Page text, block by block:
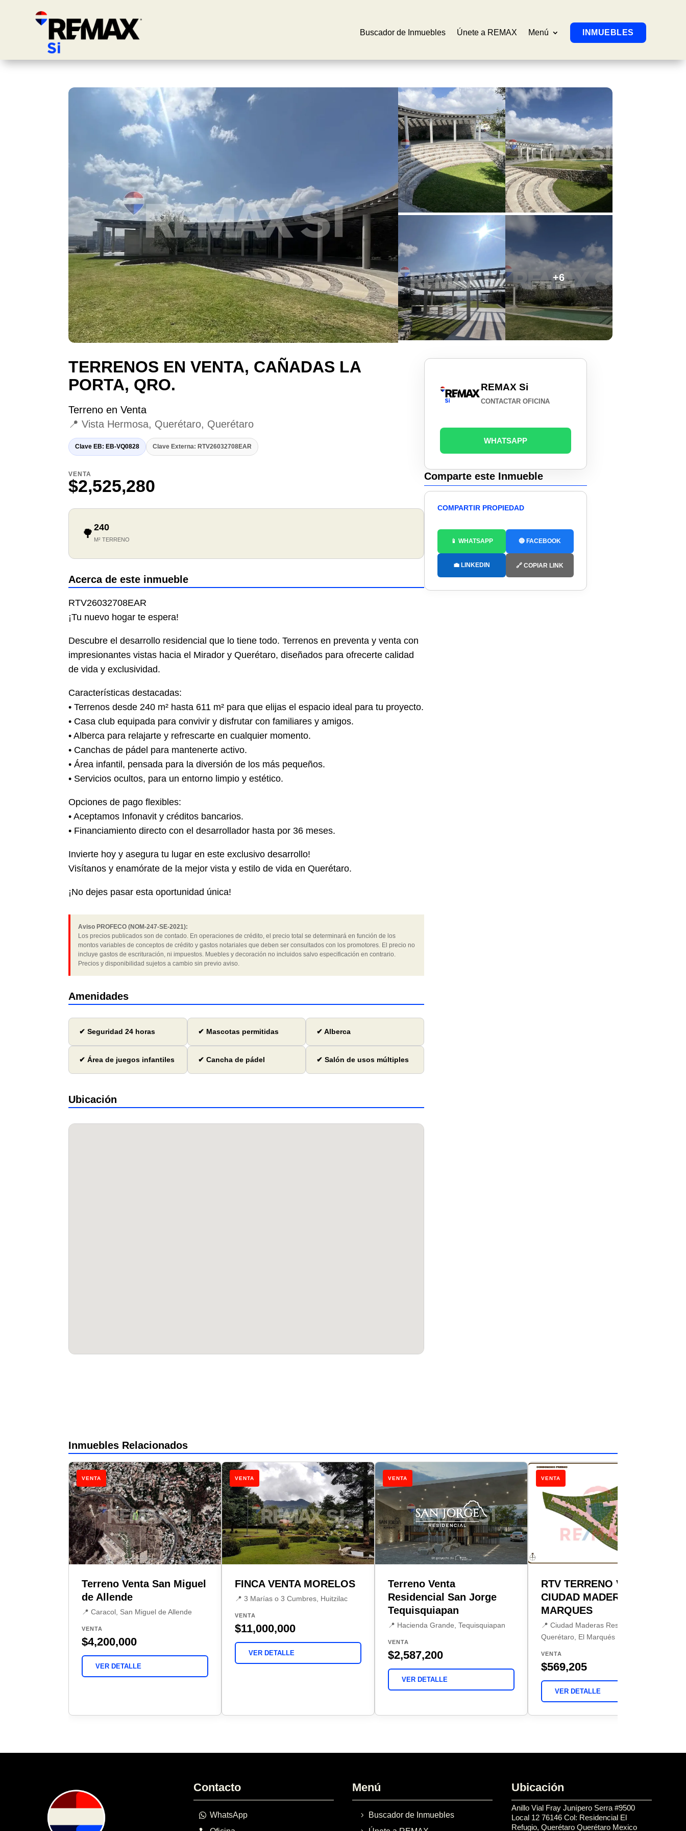
Buscador de Inmuebles Únete a REMAX Menú INMUEBLES
+6
TERRENOS EN VENTA, CAÑADAS LA
PORTA, QRO.
Terreno en Venta
📍 Vista Hermosa, Querétaro, Querétaro
Clave EB: EB-VQ0828 Clave Externa: RTV26032708EAR
VENTA
$2,525,280
🌳240
M² TERRENO
Acerca de este inmueble
RTV26032708EAR
¡Tu nuevo hogar te espera!
Descubre el desarrollo residencial que lo tiene todo. Terrenos en preventa y venta con
impresionantes vistas hacia el Mirador y Querétaro, diseñados para ofrecerte calidad
de vida y exclusividad.
Características destacadas:
• Terrenos desde 240 m² hasta 611 m² para que elijas el espacio ideal para tu proyecto.
• Casa club equipada para convivir y disfrutar con familiares y amigos.
• Alberca para relajarte y refrescarte en cualquier momento.
• Canchas de pádel para mantenerte activo.
• Área infantil, pensada para la diversión de los más pequeños.
• Servicios ocultos, para un entorno limpio y estético.
Opciones de pago flexibles:
• Aceptamos Infonavit y créditos bancarios.
• Financiamiento directo con el desarrollador hasta por 36 meses.
Invierte hoy y asegura tu lugar en este exclusivo desarrollo!
Visítanos y enamórate de la mejor vista y estilo de vida en Querétaro.
¡No dejes pasar esta oportunidad única!
Aviso PROFECO (NOM-247-SE-2021):
Los precios publicados son de contado. En operaciones de crédito, el precio total se determinará en función de los
montos variables de conceptos de crédito y gastos notariales que deben ser consultados con los promotores. El precio no
incluye gastos de escrituración, ni impuestos. Muebles y decoración no incluidos salvo especificación en contrario.
Precios y disponibilidad sujetos a cambio sin previo aviso.
Amenidades
✔ Seguridad 24 horas ✔ Mascotas permitidas ✔ Alberca
✔ Área de juegos infantiles ✔ Cancha de pádel ✔ Salón de usos múltiples
Ubicación
REMAX Si
CONTACTAR OFICINA
WHATSAPP
Comparte este Inmueble
COMPARTIR PROPIEDAD
📱 WHATSAPP 🔵 FACEBOOK
💼 LINKEDIN 🔗 COPIAR LINK
Inmuebles Relacionados
VENTA
Terreno Venta San Miguel
de Allende
📍 Caracol, San Miguel de Allende
VENTA
$4,200,000
VER DETALLE
VENTA
FINCA VENTA MORELOS
📍 3 Marías o 3 Cumbres, Huitzilac
VENTA
$11,000,000
VER DETALLE
VENTA
Terreno Venta
Residencial San Jorge
Tequisquiapan
📍 Hacienda Grande, Tequisquiapan
VENTA
$2,587,200
VER DETALLE
VENTA
RTV TERRENO VENTA
CIUDAD MADERAS EL
MARQUES
📍 Ciudad Maderas Residencial
Querétaro, El Marqués
VENTA
$569,205
VER DETALLE
Contacto
WhatsApp
Menú
Buscador de Inmuebles
Ubicación
Anillo Vial Fray Junípero Serra #9500
Local 12 76146 Col: Residencial El
Refugio, Querétaro Querétaro Mexico